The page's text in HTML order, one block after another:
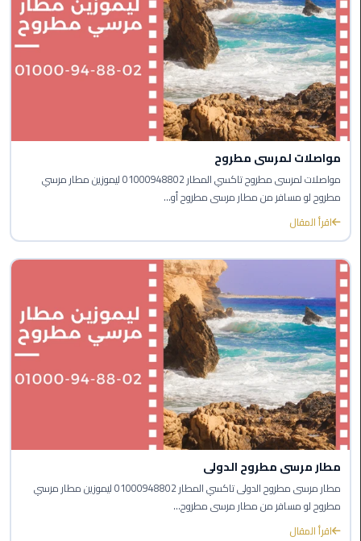
ليموزين
الساحل
الشمالي
خدمة
اهلا
مطار
القاهرة
ليموزين
ليموزين
مرسيدس
أسعار
توصيل
مطار
برج
العرب
اسعار
ليموزين
من
مطار
القاهرة
الي
الاسكندرية
مواصلات لمرسى مطروح
مواصلات لمرسى مطروح تاكسي المطار 01000948802 ليموزين مطار مرسي
مطروح لو مسافر من مطار مرسى مطروح أو...
اقرأ المقال
مطار مرسى مطروح الدولى
مطار مرسى مطروح الدولى تاكسي المطار 01000948802 ليموزين مطار مرسي
مطروح لو مسافر من مطار مرسى مطروح...
اقرأ المقال